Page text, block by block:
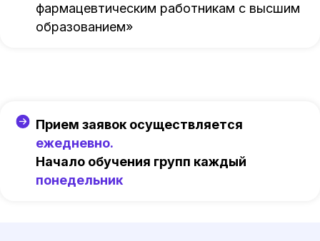
фармацевтическим работникам с высшим
образованием»
Прием заявок осуществляется
ежедневно.
Начало обучения групп каждый
понедельник